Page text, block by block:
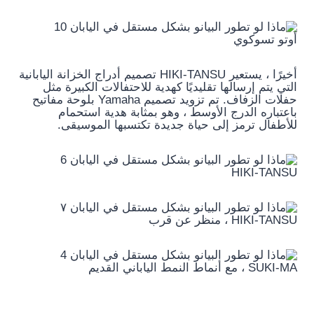
أوتو تسوكوي
أخيرًا ، يستعير HIKI-TANSU تصميم أدراج الخزانة اليابانية
التي يتم إرسالها تقليديًا كهدية للاحتفالات الكبيرة مثل
حفلات الزفاف. تم تزويد تصميم Yamaha بلوحة مفاتيح
باعتباره الدرج الأوسط ، وهو بمثابة هدية استحمام
للأطفال ترمز إلى حياة جديدة تكتسبها الموسيقى.
HIKI-TANSU
HIKI-TANSU ، منظر عن قرب
SUKI-MA ، مع أنماط النمط الياباني القديم